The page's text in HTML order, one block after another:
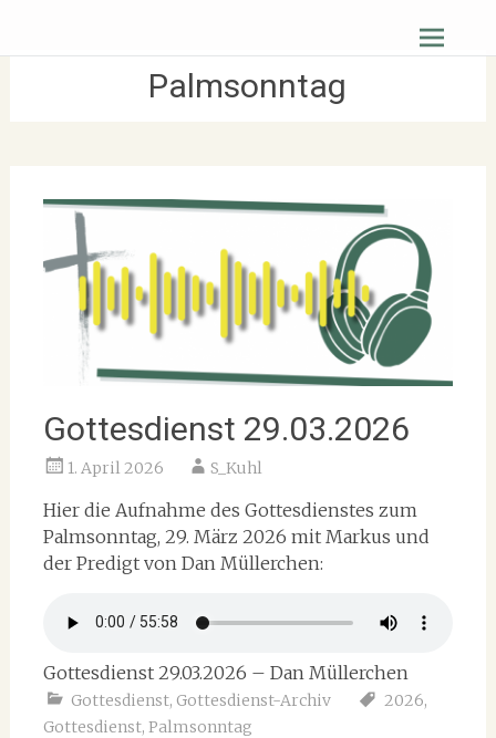
Christus Zuerst Gemeinde Hüttenberg
Palmsonntag
Gottesdienst 29.03.2026
1. April 2026 S_Kuhl
Hier die Aufnahme des Gottesdienstes zum
Palmsonntag, 29. März 2026 mit Markus und
der Predigt von Dan Müllerchen:
Gottesdienst 29.03.2026 – Dan Müllerchen
Gottesdienst, Gottesdienst-Archiv 2026,
Gottesdienst, Palmsonntag